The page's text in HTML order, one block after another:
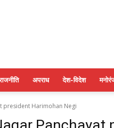
अपराध देश-विदेश
president Harimohan Negi